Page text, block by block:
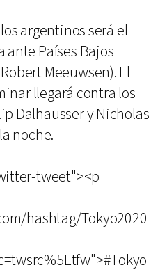
argentinos será el
ante Países Bajos
Meeuwsen). El
llegará contra los
Dalhausser y Nicholas
noche.
tweet"><p
hashtag/Tokyo2020